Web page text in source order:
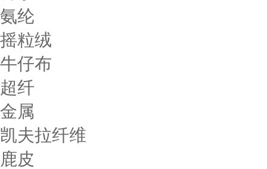
氨纶
摇粒绒
牛仔布
超纤
金属
凯夫拉纤维
鹿皮